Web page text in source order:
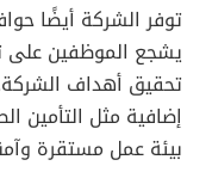
توفر الشركة أيضًا
يشجع الموظفين
تحقيق أهداف
إضافية مثل التأمين
بيئة عمل مستقرة